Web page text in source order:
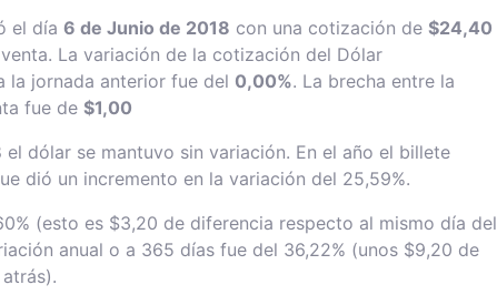
el día 6 de Junio de 2018 con una cotización de $24,40
La variación de la cotización del Dólar
la jornada anterior fue del 0,00%. La brecha entre la
fue de $1,00
dólar se mantuvo sin variación. En el año el billete
dió un incremento en la variación del 25,59%.
(esto es $3,20 de diferencia respecto al mismo día del
anual o a 365 días fue del 36,22% (unos $9,20 de